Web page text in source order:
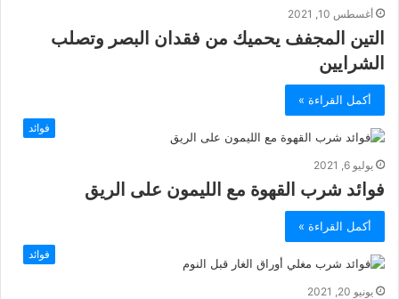
أغسطس 10, 2021
التين المجفف يحميك من فقدان البصر وتصلب
الشرايين
أكمل القراءة »
فوائد
يوليو 6, 2021
فوائد شرب القهوة مع الليمون على الريق
أكمل القراءة »
فوائد
يونيو 20, 2021